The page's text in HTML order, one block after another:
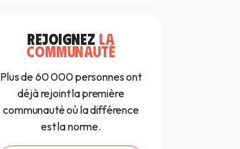
REJOIGNEZ LA
COMMUNAUTÉ
Plus de 60 000 personnes ont
déjà rejoint la première
communauté où la différence
est la norme.